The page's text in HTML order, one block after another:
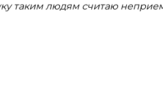
таким людям считаю